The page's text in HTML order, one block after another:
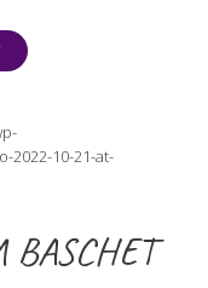
2022-10-21-at-